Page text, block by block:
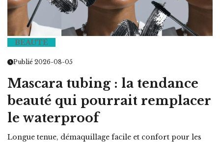
BEAUTÉ
Publié 2026-08-05
Mascara tubing : la tendance
beauté qui pourrait remplacer
le waterproof
Longue tenue, démaquillage facile et confort pour les